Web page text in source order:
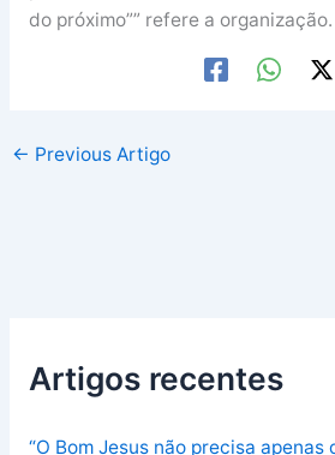
do próximo”” refere a organização.
← Previous Artigo
Artigos recentes
“O Bom Jesus não precisa